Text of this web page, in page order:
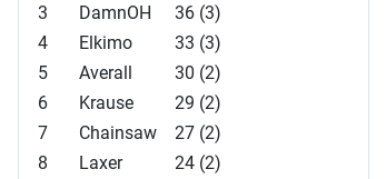
3
DamnOH
36 (3)
4
Elkimo
33 (3)
5
Averall
30 (2)
6
Krause
29 (2)
7
Chainsaw
27 (2)
8
Laxer
24 (2)